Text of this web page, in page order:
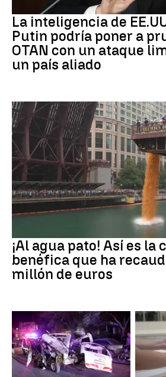
La inteligencia de
Putin podría poner a
OTAN con un ataque
un país aliado
¡Al agua pato! Así es la
benéfica que ha
millón de euros
SIRIA Brote